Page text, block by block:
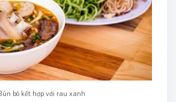
bò kết hợp với rau xanh